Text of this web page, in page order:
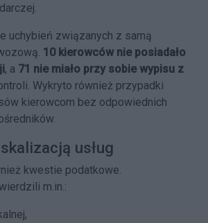
uchybień związanych z samą
10 kierowców nie posiadało
, a 71 nie miało przy sobie wypisu z
Wykryto również przypadki
kierowcom bez odpowiednich
usług
kwestie podatkowe.
m.in.: